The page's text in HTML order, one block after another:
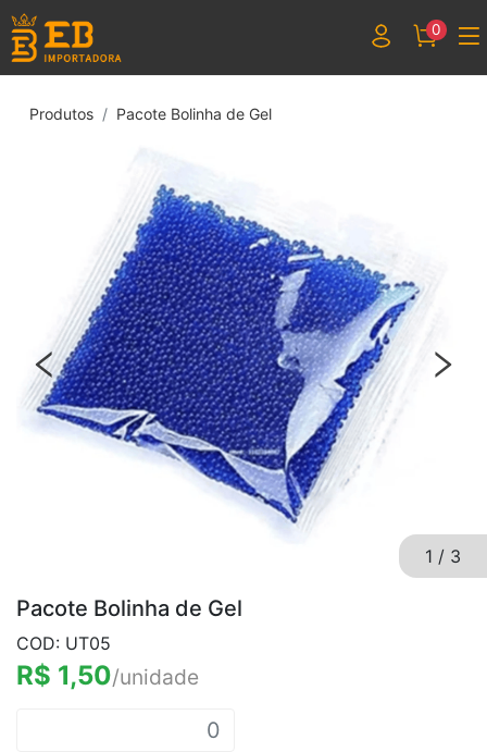
0
Produtos Pacote Bolinha de Gel
1 / 3
Pacote Bolinha de Gel
COD: UT05
R$ 1,50/unidade